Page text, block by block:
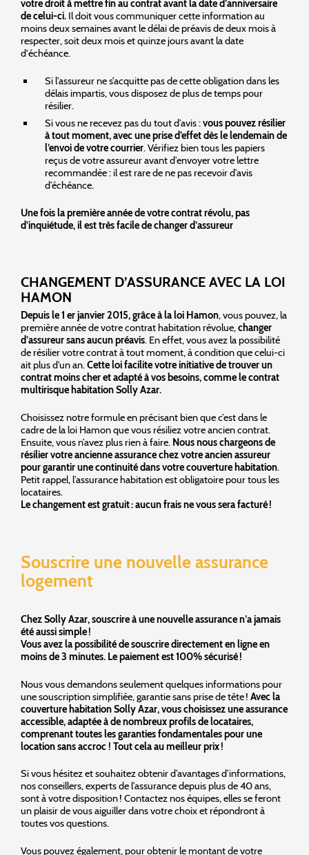
votre droit à mettre fin au contrat avant la date d’anniversaire
de celui-ci. Il doit vous communiquer cette information au
moins deux semaines avant le délai de préavis de deux mois à
respecter, soit deux mois et quinze jours avant la date
d'échéance.
Si l’assureur ne s’acquitte pas de cette obligation dans les
délais impartis, vous disposez de plus de temps pour
résilier.
Si vous ne recevez pas du tout d’avis :vous pouvez résilier
à tout moment, avec une prise d’effet dès le lendemain de
l’envoi de votre courrier. Vérifiez bien tous les papiers
reçus de votre assureur avant d’envoyer votre lettre
recommandée : il est rare de ne pas recevoir d’avis
d’échéance.
Une fois la première année de votre contrat révolu, pas
d’inquiétude, il est très facile de changer d’assureur
CHANGEMENT D’ASSURANCE AVEC LA LOI
HAMON
Depuis le 1 er janvier 2015, grâce à la loi Hamon, vous pouvez, la
première année de votre contrat habitation révolue,changer
d’assureur sans aucun préavis. En effet, vous avez la possibilité
de résilier votre contrat à tout moment, à condition que celui-ci
ait plus d’un an.Cette loi facilite votre initiative de trouver un
contrat moins cher et adapté à vos besoins, comme le contrat
multirisque habitation Solly Azar.
Choisissez notre formule en précisant bien que c’est dans le
cadre de la loi Hamon que vous résiliez votre ancien contrat.
Ensuite, vous n’avez plus rien à faire. Nous nous chargeons de
résilier votre ancienne assurance chez votre ancien assureur
pour garantir une continuité dans votre couverture habitation.
Petit rappel, l’assurance habitation est obligatoire pour tous les
locataires.
Le changement est gratuit : aucun frais ne vous sera facturé !
Souscrire une nouvelle assurance
logement
Chez Solly Azar, souscrire à une nouvelle assurance n’a jamais
été aussi simple !
Vous avez la possibilité de souscrire directement en ligne en
moins de 3 minutes. Le paiement est 100% sécurisé !
Nous vous demandons seulement quelques informations pour
une souscription simplifiée, garantie sans prise de tête ! Avec la
couverture habitation Solly Azar, vous choisissez une assurance
accessible, adaptée à de nombreux profils de locataires,
comprenant toutes les garanties fondamentales pour une
location sans accroc ! Tout cela au meilleur prix !
Si vous hésitez et souhaitez obtenir d’avantages d’informations,
nos conseillers, experts de l’assurance depuis plus de 40 ans,
sont à votre disposition ! Contactez nos équipes, elles se feront
un plaisir de vous aiguiller dans votre choix et répondront à
toutes vos questions.
Vous pouvez également, pour obtenir le montant de votre